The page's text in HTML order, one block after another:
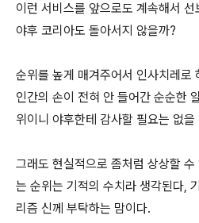
이런 서비스를 앞으로도 계속해서
야후 코리아도 돌아서지 않을까?
순위를 높게 매겨주어서 인사치레로
인간의 손이 전혀 안 들어간 순순한
위이니 야후한테 감사할 필요는 없을
그래도 현실적으로 좀처럼 상상할
는 순위는 기적의 수치라 생각된다,
리즘 신께 부탁하는 맘이다.